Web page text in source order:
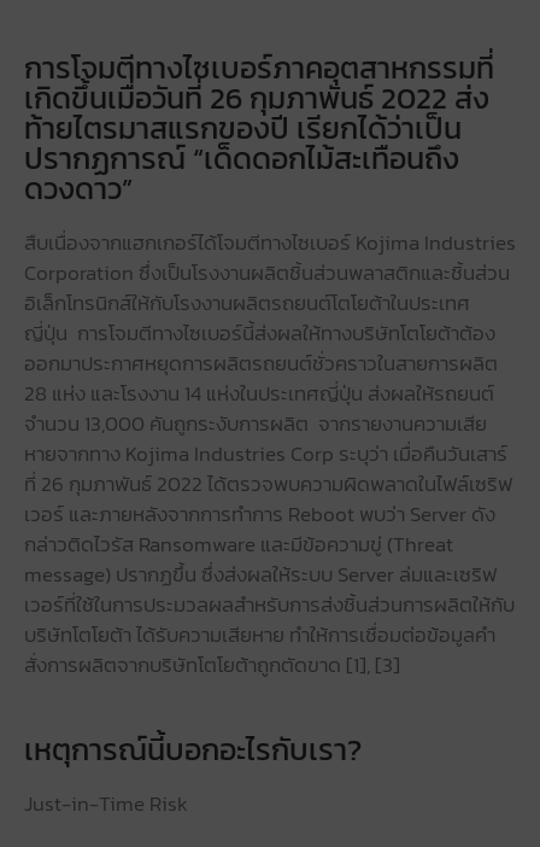
การโจมตีทางไซเบอร์ภาคอุตสาหกรรมที่
เกิดขึ้นเมื่อวันที่ 26 กุมภาพันธ์ 2022 ส่ง
ท้ายไตรมาสแรกของปี เรียกได้ว่าเป็น
ปรากฏการณ์ “เด็ดดอกไม้สะเทือนถึง
ดวงดาว”
สืบเนื่องจากแฮกเกอร์ได้โจมตีทางไซเบอร์ Kojima Industries
Corporation ซึ่งเป็นโรงงานผลิตชิ้นส่วนพลาสติกและชิ้นส่วน
อิเล็กโทรนิกส์ให้กับโรงงานผลิตรถยนต์โตโยต้าในประเทศ
ญี่ปุ่น การโจมตีทางไซเบอร์นี้ส่งผลให้ทางบริษัทโตโยต้าต้อง
ออกมาประกาศหยุดการผลิตรถยนต์ชั่วคราวในสายการผลิต
28 แห่ง และโรงงาน 14 แห่งในประเทศญี่ปุ่น ส่งผลให้รถยนต์
จำนวน 13,000 คันถูกระงับการผลิต จากรายงานความเสีย
หายจากทาง Kojima Industries Corp ระบุว่า เมื่อคืนวันเสาร์
ที่ 26 กุมภาพันธ์ 2022 ได้ตรวจพบความผิดพลาดในไฟล์เซริฟ
เวอร์ และภายหลังจากการทำการ Reboot พบว่า Server ดัง
กล่าวติดไวรัส Ransomware และมีข้อความขู่ (Threat
message) ปรากฏขึ้น ซึ่งส่งผลให้ระบบ Server ล่มและเซริฟ
เวอร์ที่ใช้ในการประมวลผลสำหรับการส่งชิ้นส่วนการผลิตให้กับ
บริษัทโตโยต้า ได้รับความเสียหาย ทำให้การเชื่อมต่อข้อมูลคำ
สั่งการผลิตจากบริษัทโตโยต้าถูกตัดขาด [1], [3]
เหตุการณ์นี้บอกอะไรกับเรา?
Just-in-Time Risk